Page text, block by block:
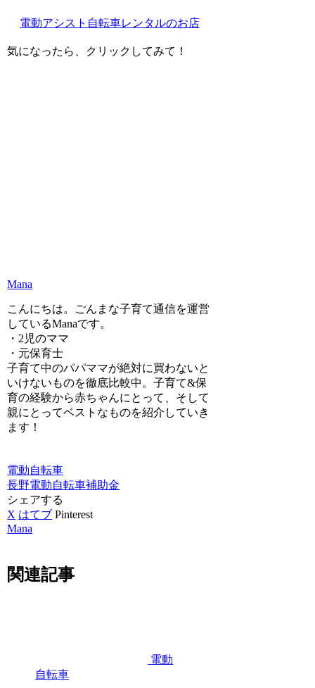
電動アシスト自転車レンタルのお店
気になったら、クリックしてみて！
Mana
こんにちは。ごんまな子育て通信を運営
しているManaです。
・2児のママ
・元保育士
子育て中のパパママが絶対に買わないと
いけないものを徹底比較中。子育て&保
育の経験から赤ちゃんにとって、そして
親にとってベストなものを紹介していき
ます！
電動自転車
長野電動自転車補助金
シェアする
X はてブ Pinterest
Mana
関連記事
電動
自転車